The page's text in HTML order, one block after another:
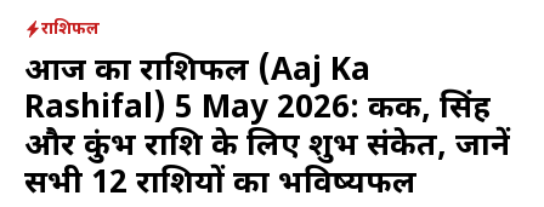
राशिफल
आज का राशिफल (Aaj Ka
Rashifal) 5 May 2026: कर्क, सिंह
और कुंभ राशि के लिए शुभ संकेत, जानें
सभी 12 राशियों का भविष्यफल